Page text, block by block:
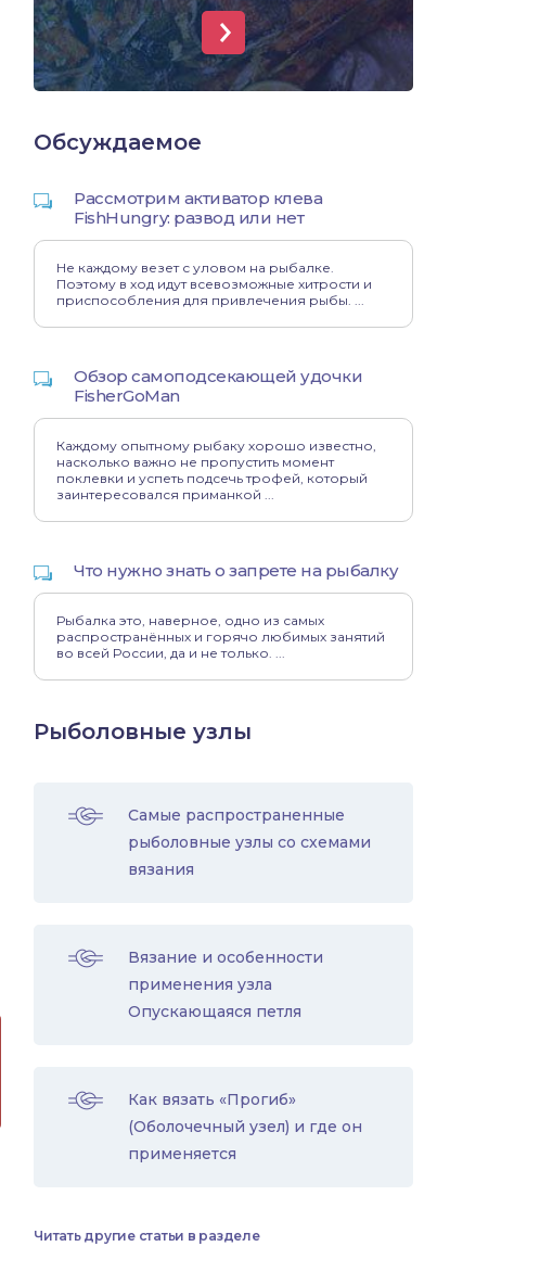
Обсуждаемое
Рассмотрим активатор клева
FishHungry: развод или нет
Не каждому везет с уловом на рыбалке.
Поэтому в ход идут всевозможные хитрости и
приспособления для привлечения рыбы. ...
Обзор самоподсекающей удочки
FisherGoMan
Каждому опытному рыбаку хорошо известно,
насколько важно не пропустить момент
поклевки и успеть подсечь трофей, который
заинтересовался приманкой ...
Что нужно знать о запрете на рыбалку
Рыбалка это, наверное, одно из самых
распространённых и горячо любимых занятий
во всей России, да и не только. ...
Рыболовные узлы
Самые распространенные
рыболовные узлы со схемами
вязания
Вязание и особенности
применения узла
Опускающаяся петля
Как вязать «Прогиб»
(Оболочечный узел) и где он
применяется
Читать другие статьи в разделе